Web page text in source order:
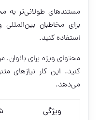
مستندهای طولانی‌تر به
برای مخاطبان
استفاده کنید.
محتوای ویژه برای بانوان،
کنید. این کار نیازهای
می‌دهد.
ویژگی